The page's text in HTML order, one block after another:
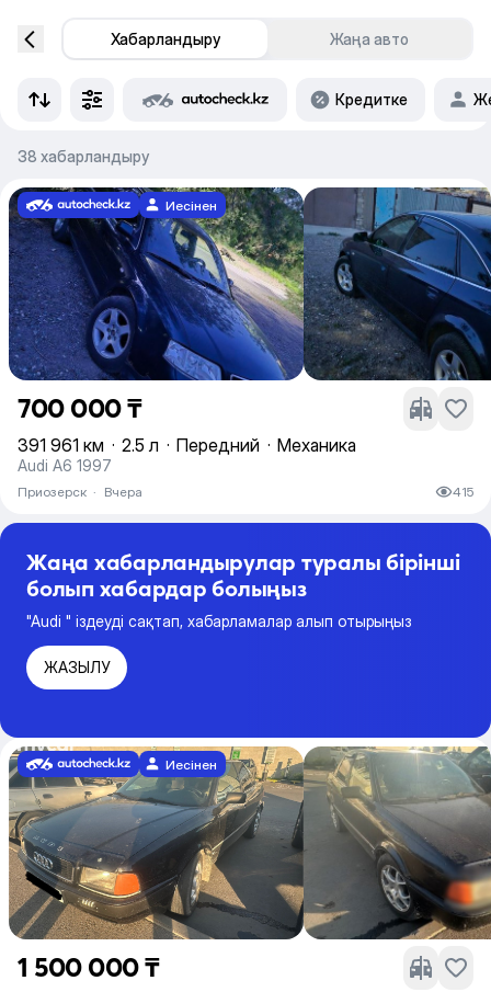
Хабарландыру Жаңа авто
Кредитке
38 хабарландыру
Иесінен
700 000 ₸
391 961 км · 2.5 л · Передний · Механика
Audi A6 1997
Приозерск · Вчера 415
Жаңа хабарландырулар туралы бірінші
болып хабардар болыңыз
"Audi " іздеуді сақтап, хабарламалар алып отырыңыз
ЖАЗЫЛУ
Иесінен
1 500 000 ₸